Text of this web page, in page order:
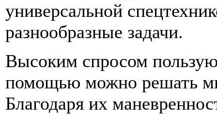
универсальной
разнообразные задачи.
Высоким спросом
помощью можно решать
Благодаря их